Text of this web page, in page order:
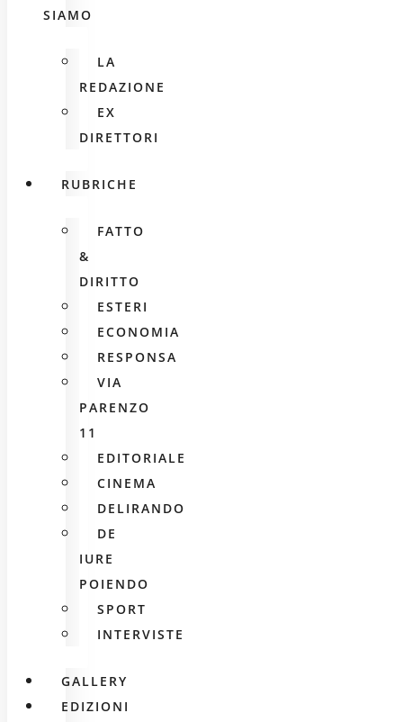
SIAMO
LA
REDAZIONE
EX
DIRETTORI
RUBRICHE
FATTO
&
DIRITTO
ESTERI
ECONOMIA
RESPONSA
VIA
PARENZO
11
EDITORIALE
CINEMA
DELIRANDO
DE
IURE
POIENDO
SPORT
INTERVISTE
GALLERY
EDIZIONI